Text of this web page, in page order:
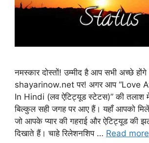
नमस्कार दोस्तों! उम्मीद है आप सभी अच्छे
shayarinow.net पर! अगर आप “Love
In Hindi (लव ऐटिट्यूड स्टेटस)” की तलाश
बिल्कुल सही जगह पर आए हैं। यहाँ आपको
जो आपके प्यार की गहराई और ऐटिट्यूड की
दिखाते हैं। चाहे रिलेशनशिप … Read more